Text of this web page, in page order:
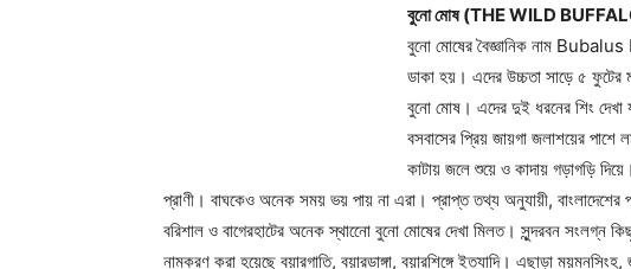
বুনো মোষ (THE WILD
বুনো মোষের বৈজ্ঞানিক নাম
ডাকা হয়। এদের উচ্চতা সাড়ে ৫
বুনো মোষ। এদের দুই ধরনের শিং দেখা
বসবাসের প্রিয় জায়গা জলাশয়ের পাশে
কাটায় জলে শুয়ে ও কাদায় গড়াগড়ি
প্রাণী। বাঘকেও অনেক সময় ভয় পায় না এরা। প্রাপ্ত তথ্য অনুযায়ী, বাংলাদেশের
বরিশাল ও বাগেরহাটের অনেক স্থানেো বুনো মোষের দেখা মিলত। সুন্দরবন সংলগ্ন
নামকরণ করা হয়েছে বয়ারগাতি, বয়ারডাঙ্গা, বয়ারশিঙ্গে ইত্যাদি। এছাড়া